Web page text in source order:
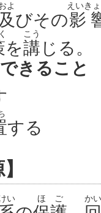
及
よ
びその影
えいき
を講
こう
じる。
きること
する
い ほご か